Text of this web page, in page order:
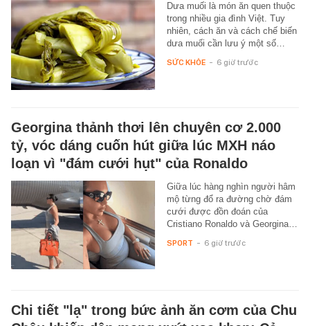
Dưa muối là món ăn quen thuộc
trong nhiều gia đình Việt. Tuy
nhiên, cách ăn và cách chế biến
dưa muối cần lưu ý một số…
SỨC KHỎE - 6 giờ trước
Georgina thảnh thơi lên chuyên cơ 2.000
tỷ, vóc dáng cuốn hút giữa lúc MXH náo
loạn vì "đám cưới hụt" của Ronaldo
Giữa lúc hàng nghìn người hâm
mộ từng đổ ra đường chờ đám
cưới được đồn đoán của
Cristiano Ronaldo và Georgina…
SPORT - 6 giờ trước
Chi tiết "lạ" trong bức ảnh ăn cơm của Chu